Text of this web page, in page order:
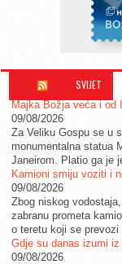
SVIJET
Majka Božja veća i od
09/08/2026
Za Veliku Gospu se u
monumentalna statua
Janeirom. Platio ga je
Kamioni smiju voziti i
09/08/2026
Zbog niskog
zabranu prometa
o teretu koji se
Gdje su danas izumi
09/08/2026